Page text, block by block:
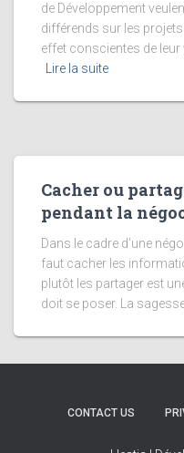
de Développement
différends sur les projets
effet conscientes de leur
Lire la suite
Cacher ou
pendant la
Dans le cadre d’une
faut cacher les
plutôt les partager est
doit se poser. La
CONTACT US